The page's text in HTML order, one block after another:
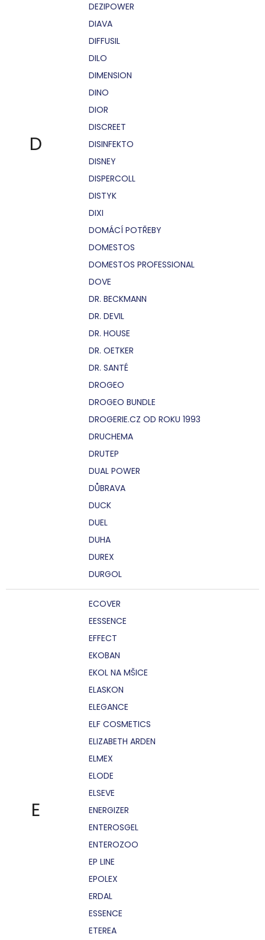
D
DEZIPOWER
DIAVA
DIFFUSIL
DILO
DIMENSION
DINO
DIOR
DISCREET
DISINFEKTO
DISNEY
DISPERCOLL
DISTYK
DIXI
DOMÁCÍ POTŘEBY
DOMESTOS
DOMESTOS PROFESSIONAL
DOVE
DR. BECKMANN
DR. DEVIL
DR. HOUSE
DR. OETKER
DR. SANTÉ
DROGEO
DROGEO BUNDLE
DROGERIE.CZ OD ROKU 1993
DRUCHEMA
DRUTEP
DUAL POWER
DŮBRAVA
DUCK
DUEL
DUHA
DUREX
DURGOL
E
ECOVER
EESSENCE
EFFECT
EKOBAN
EKOL NA MŠICE
ELASKON
ELEGANCE
ELF COSMETICS
ELIZABETH ARDEN
ELMEX
ELODE
ELSEVE
ENERGIZER
ENTEROSGEL
ENTEROZOO
EP LINE
EPOLEX
ERDAL
ESSENCE
ETEREA